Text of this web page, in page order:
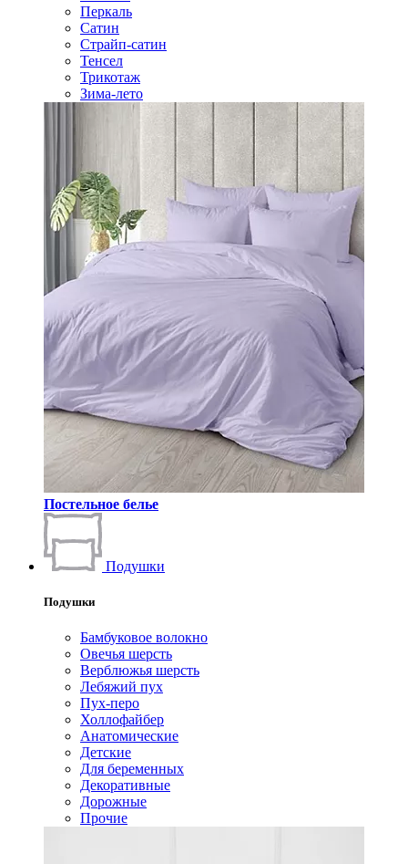
Перкаль
Сатин
Страйп-сатин
Тенсел
Трикотаж
Зима-лето
Постельное белье
Подушки
Подушки
Бамбуковое волокно
Овечья шерсть
Верблюжья шерсть
Лебяжий пух
Пух-перо
Холлофайбер
Анатомические
Детские
Для беременных
Декоративные
Дорожные
Прочие